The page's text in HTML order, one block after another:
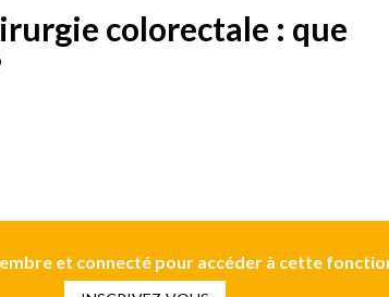
colorectale : que
et connecté pour accéder à cette